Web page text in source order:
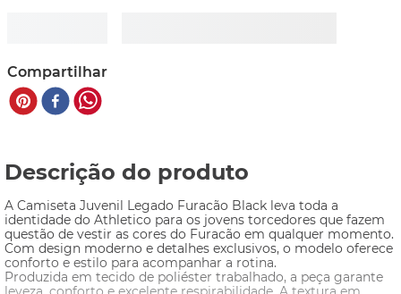
Compartilhar
Descrição do produto
A Camiseta Juvenil Legado Furacão Black leva toda a
identidade do Athletico para os jovens torcedores que fazem
questão de vestir as cores do Furacão em qualquer momento.
Com design moderno e detalhes exclusivos, o modelo oferece
conforto e estilo para acompanhar a rotina.
Produzida em tecido de poliéster trabalhado, a peça garante